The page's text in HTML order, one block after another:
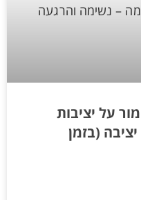
על יציבות
(בזמן